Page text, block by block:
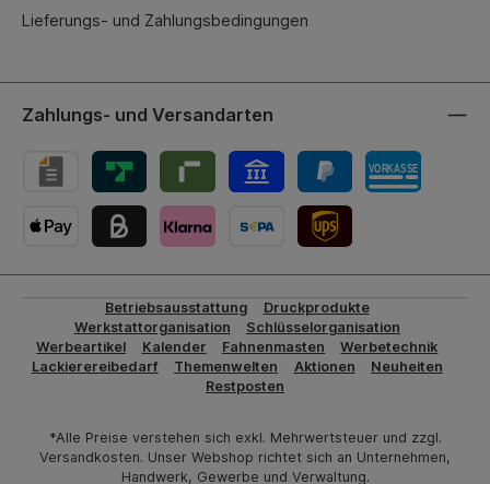
Lieferungs- und Zahlungsbedingungen
Zahlungs- und Versandarten
Betriebsausstattung
Druckprodukte
Werkstattorganisation
Schlüsselorganisation
Werbeartikel
Kalender Fahnenmasten
Werbetechnik
Lackierereibedarf
Themenwelten Aktionen
Neuheiten
Restposten
*Alle Preise verstehen sich exkl. Mehrwertsteuer und zzgl.
Versandkosten. Unser Webshop richtet sich an Unternehmen,
Handwerk, Gewerbe und Verwaltung.